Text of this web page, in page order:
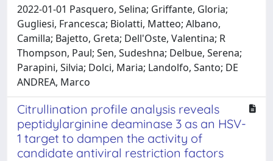
2022-01-01 Pasquero, Selina; Griffante, Gloria;
Gugliesi, Francesca; Biolatti, Matteo; Albano,
Camilla; Bajetto, Greta; Dell'Oste, Valentina; R
Thompson, Paul; Sen, Sudeshna; Delbue, Serena;
Parapini, Silvia; Dolci, Maria; Landolfo, Santo; DE
ANDREA, Marco
Citrullination profile analysis reveals
peptidylarginine deaminase 3 as an HSV-
1 target to dampen the activity of
candidate antiviral restriction factors